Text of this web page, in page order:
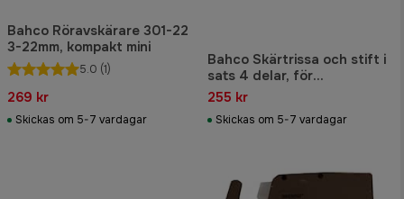
Bahco Röravskärare 301-22
3-22mm, kompakt mini
5.0 (1)
269 kr
Skickas om 5-7 vardagar
Bahco Skärtrissa och stift i
sats 4 delar, för
röravskärare 301/302
255 kr
Skickas om 5-7 vardagar